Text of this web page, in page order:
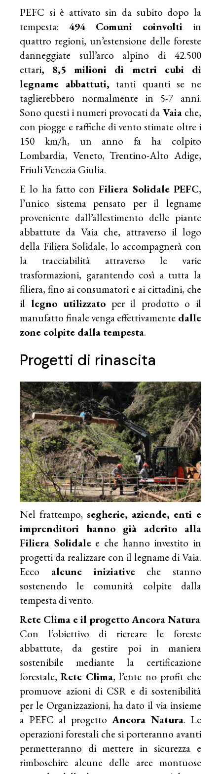
PEFC si è attivato sin da subito dopo la
tempesta: 494 Comuni coinvolti in
quattro regioni, un’estensione delle foreste
danneggiate sull’arco alpino di 42.500
ettari, 8,5 milioni di metri cubi di
legname abbattuti, tanti quanti se ne
taglierebbero normalmente in 5-7 anni.
Sono questi i numeri provocati daVaiache,
con piogge e raffiche di vento stimate oltre i
150 km/h, un anno fa ha colpito
Lombardia, Veneto, Trentino-Alto Adige,
Friuli Venezia Giulia.
E lo ha fatto conFiliera Solidale PEFC,
l’unico sistema pensato per il legname
proveniente dall’allestimento delle piante
abbattute da Vaia che, attraverso il logo
della Filiera Solidale, lo accompagnerà con
la tracciabilità attraverso le varie
trasformazioni, garantendo così a tutta la
filiera, fino ai consumatori e ai cittadini, che
il legno utilizzato per il prodotto o il
manufatto finale venga effettivamente dalle
zone colpite dalla tempesta.
Progetti di rinascita
Nel frattempo, segherie, aziende, enti e
imprenditori hanno già aderito alla
Filiera Solidalee che hanno investito in
progetti da realizzare con il legname di Vaia.
Ecco alcune iniziative che stanno
sostenendo le comunità colpite dalla
tempesta di vento.
Rete Clima e il progetto Ancora Natura
Con l’obiettivo di ricreare le foreste
abbattute, da gestire poi in maniera
sostenibile mediante la certificazione
forestale,Rete Clima, l’ente no profit che
promuove azioni di CSR e di sostenibilità
per le Organizzazioni, ha dato il via insieme
a PEFC al progetto Ancora Natura. Le
operazioni forestali che si porteranno avanti
permetteranno di mettere in sicurezza e
rimboschire alcune delle aree montuose